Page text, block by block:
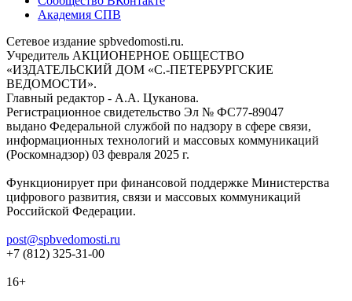
Академия СПВ
Сетевое издание spbvedomosti.ru.
Учредитель АКЦИОНЕРНОЕ ОБЩЕСТВО
«ИЗДАТЕЛЬСКИЙ ДОМ «С.-ПЕТЕРБУРГСКИЕ
ВЕДОМОСТИ».
Главный редактор - А.А. Цуканова.
Регистрационное свидетельство Эл № ФС77-89047
выдано Федеральной службой по надзору в сфере связи,
информационных технологий и массовых коммуникаций
(Роскомнадзор) 03 февраля 2025 г.
Функционирует при финансовой поддержке Министерства
цифрового развития, связи и массовых коммуникаций
Российской Федерации.
post@spbvedomosti.ru
+7 (812) 325-31-00
16+